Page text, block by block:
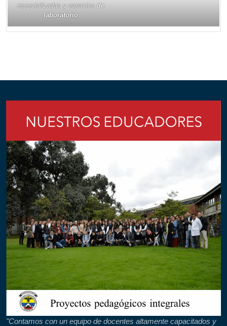
especializadas y espaciosde
laboratorio
"Contamos con un equipo de docentes altamente capacitados y